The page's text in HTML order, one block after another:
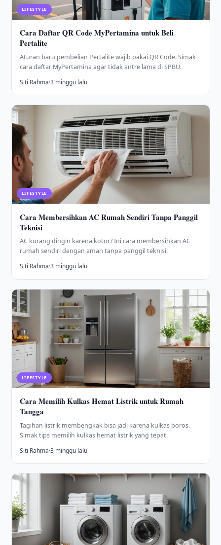
LIFESTYLE
Cara Daftar QR Code MyPertamina untuk Beli
Pertalite
Aturan baru pembelian Pertalite wajib pakai QR Code. Simak
cara daftar MyPertamina agar tidak antre lama di SPBU.
Siti Rahma·3 minggu lalu
LIFESTYLE
Cara Membersihkan AC Rumah Sendiri Tanpa Panggil
Teknisi
AC kurang dingin karena kotor? Ini cara membersihkan AC
rumah sendiri dengan aman tanpa panggil teknisi.
Siti Rahma·3 minggu lalu
LIFESTYLE
Cara Memilih Kulkas Hemat Listrik untuk Rumah
Tangga
Tagihan listrik membengkak bisa jadi karena kulkas boros.
Simak tips memilih kulkas hemat listrik yang tepat.
Siti Rahma·3 minggu lalu